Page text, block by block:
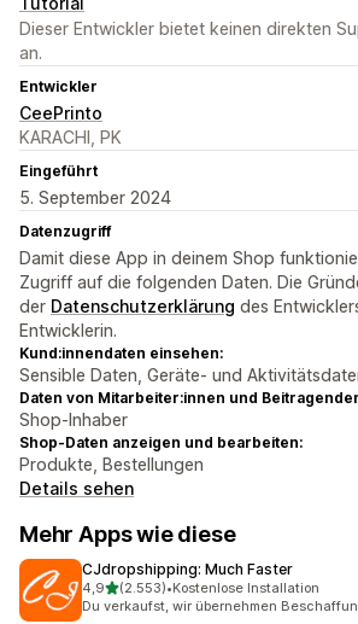
Dieser Entwickler bietet keinen direkten
an.
Entwickler
CeePrinto
KARACHI, PK
Eingeführt
5. September 2024
Datenzugriff
Damit diese App in deinem Shop
Zugriff auf die folgenden Daten. Die
der Datenschutzerklärung des
Entwicklerin.
Kund:innendaten einsehen:
Sensible Daten, Geräte- und
Daten von Mitarbeiter:innen und
Shop-Inhaber
Shop-Daten anzeigen und bearbeiten:
Produkte, Bestellungen
Details sehen
Mehr Apps wie diese
CJdropshipping: Much Faster
4,9von 5 Sternen
(2.553)
2553 Rezensionen insgesamt
•Kostenlose Installation
Du verkaufst, wir übernehmen